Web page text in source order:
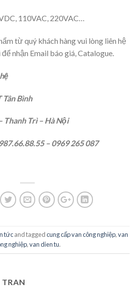
110VAC, 220VAC…
từ quý khách hàng vui lòng liên hệ
nhận Email báo giá, Catalogue.
Bình
Thanh Trì – Hà Nội
– 0969 265 087
tứcand taggedcung cấp van công nghiệp,van
nghiệp,van dien tu.
TRAN